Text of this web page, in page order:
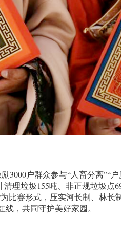
户群众参与“人畜分离”“
理垃圾155吨、非正规垃圾
赛形式，压实河长制、林长
，共同守护美好家园。